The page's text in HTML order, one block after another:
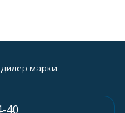
марки
40